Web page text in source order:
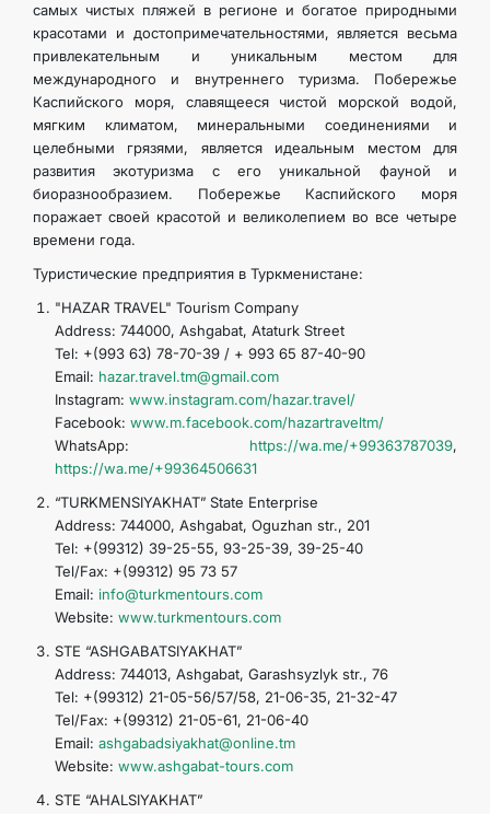
самых чистых пляжей в регионе и богатое природными
красотами и достопримечательностями, является весьма
привлекательным и уникальным местом для
международного и внутреннего туризма. Побережье
Каспийского моря, славящееся чистой морской водой,
мягким климатом, минеральными соединениями и
целебными грязями, является идеальным местом для
развития экотуризма с его уникальной фауной и
биоразнообразием. Побережье Каспийского моря
поражает своей красотой и великолепием во все четыре
времени года.
Туристические предприятия в Туркменистане:
"HAZAR TRAVEL" Tourism Company
Address: 744000, Ashgabat, Ataturk Street
Tel: +(993 63) 78-70-39 / + 993 65 87-40-90
Email: hazar.travel.tm@gmail.com
Instagram: www.instagram.com/hazar.travel/
Facebook: www.m.facebook.com/hazartraveltm/
WhatsApp: https://wa.me/+99363787039,
https://wa.me/+99364506631
“TURKMENSIYAKHAT” State Enterprise
Address: 744000, Ashgabat, Oguzhan str., 201
Tel: +(99312) 39-25-55, 93-25-39, 39-25-40
Tel/Fax: +(99312) 95 73 57
Email: info@turkmentours.com
Website: www.turkmentours.com
STE “ASHGABATSIYAKHAT”
Address: 744013, Ashgabat, Garashsyzlyk str., 76
Tel: +(99312) 21-05-56/57/58, 21-06-35, 21-32-47
Tel/Fax: +(99312) 21-05-61, 21-06-40
Email: ashgabadsiyakhat@online.tm
Website: www.ashgabat-tours.com
STE “AHALSIYAKHAT”